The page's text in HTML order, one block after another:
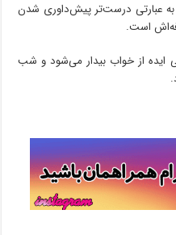
به عبارتی درست‌تر پیش‌داوری شدن
است.
ایده از خواب بیدار می‌شود و شب